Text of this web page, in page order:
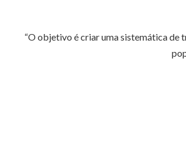
“O objetivo é criar uma sistemática de